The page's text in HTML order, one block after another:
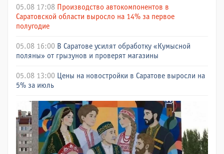
05.08 17:08 Производство автокомпонентов в
Саратовской области выросло на 14% за первое
полугодие
05.08 16:00 В Саратове усилят обработку «Кумысной
поляны» от грызунов и проверят магазины
05.08 13:00 Цены на новостройки в Саратове выросли на
5% за июль